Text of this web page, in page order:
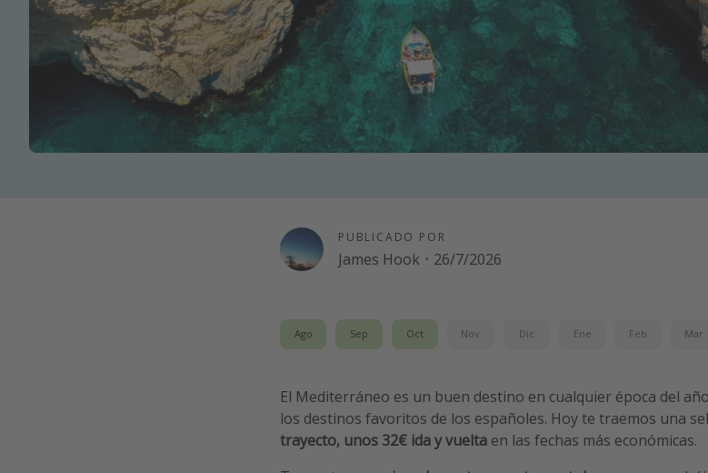
PUBLICADO POR
James Hook · 26/7/2026
Ago Sep Oct Nov Dic Ene Feb Mar
El Mediterráneo es un buen destino en cualquier época del
los destinos favoritos de los españoles. Hoy te traemos una
trayecto, unos 32€ ida y vuelta en las fechas más económicas.